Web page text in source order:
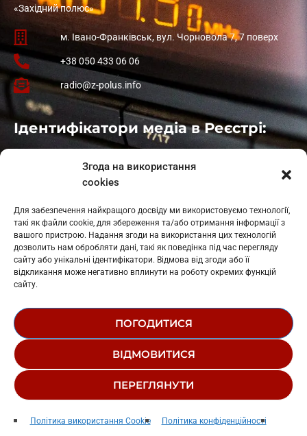
Згода на використання
cookies
Для забезпечення найкращого досвіду ми використовуємо технології,
такі як файли cookie, для збереження та/або отримання інформації з
вашого пристрою. Надання згоди на використання цих технологій
дозволить нам обробляти дані, такі як поведінка під час перегляду
сайту або унікальні ідентифікатори. Відмова від згоди або її
відкликання може негативно вплинути на роботу окремих функцій
сайту.
ПОГОДИТИСЯ
ВІДМОВИТИСЯ
ПЕРЕГЛЯНУТИ
Політика використання Cookie Політика конфіденційності
play_arrow
«Західний полюс»
м. Івано-Франківськ, вул. Чорновола 7, 7 поверх
+38 050 433 06 06
radio@z-polus.info
Ідентифікатори медіа в Реєстрі:
: L11-01410
: L11-01801
Косів: L11-01805
Гарасимів: L11-02274
© 1995-2026 РК «ЗАХІДНИЙ ПОЛЮС»
РЕДАКЦІЙНИЙ СТАТУТ
СТРУКТУРА ВЛАСНОСТІ